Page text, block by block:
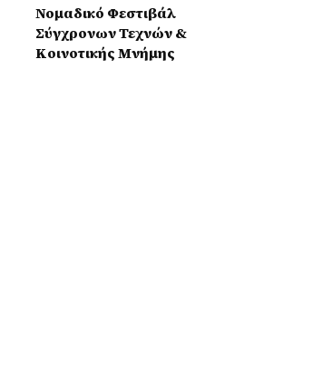
Νομαδικό Φεστιβάλ
Σύγχρονων Τεχνών &
Κοινοτικής Μνήμης